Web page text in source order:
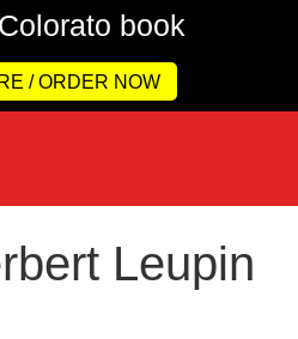
/ ORDER NOW
Leupin